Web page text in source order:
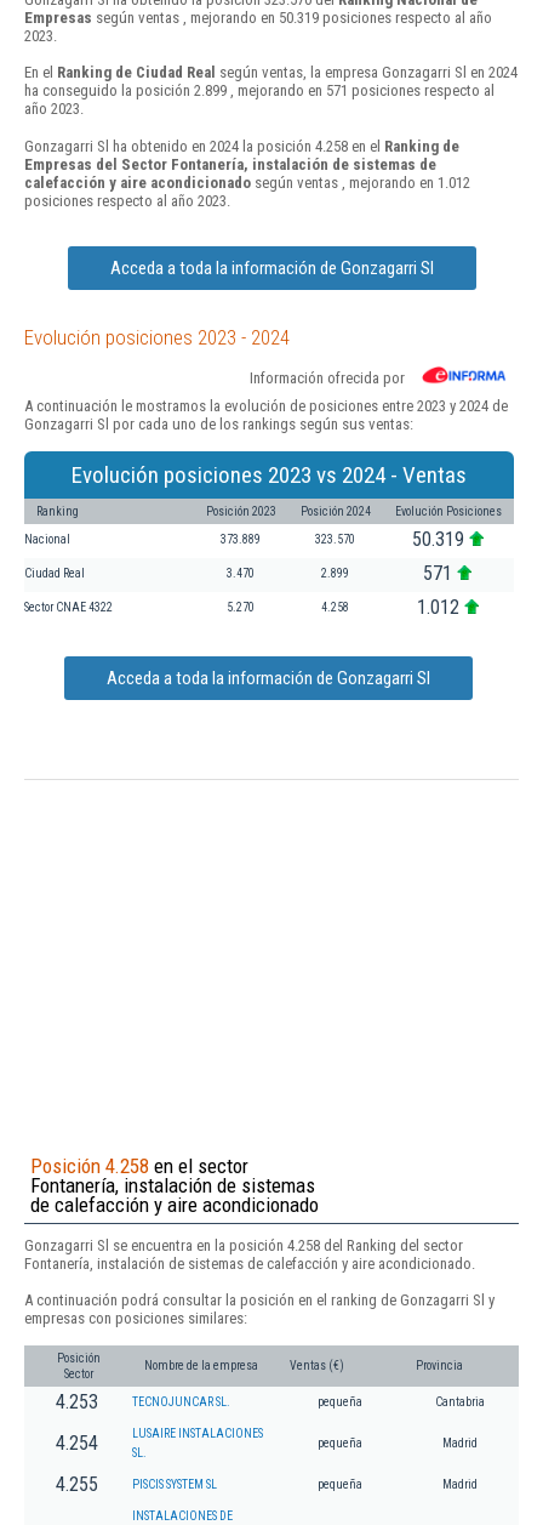
Empresas según ventas , mejorando en 50.319 posiciones respecto al año
2023.
En el Ranking de Ciudad Real según ventas, la empresa Gonzagarri Sl en 2024
ha conseguido la posición 2.899 , mejorando en 571 posiciones respecto al
año 2023.
Gonzagarri Sl ha obtenido en 2024 la posición 4.258 en el Ranking de
Empresas del Sector Fontanería, instalación de sistemas de
calefacción y aire acondicionado según ventas , mejorando en 1.012
posiciones respecto al año 2023.
Acceda a toda la información de Gonzagarri Sl
Evolución posiciones 2023 - 2024
Información ofrecida por
A continuación le mostramos la evolución de posiciones entre 2023 y 2024 de
Gonzagarri Sl por cada uno de los rankings según sus ventas:
Evolución posiciones 2023 vs 2024 - Ventas
Ranking Posición 2023 Posición 2024 Evolución Posiciones
Nacional 373.889 323.570 50.319
Ciudad Real 3.470 2.899 571
Sector CNAE 4322 5.270 4.258 1.012
Acceda a toda la información de Gonzagarri Sl
Posición 4.258 en el sector
Fontanería, instalación de sistemas
de calefacción y aire acondicionado
Gonzagarri Sl se encuentra en la posición 4.258 del Ranking del sector
Fontanería, instalación de sistemas de calefacción y aire acondicionado.
A continuación podrá consultar la posición en el ranking de Gonzagarri Sl y
empresas con posiciones similares:
Posición
Sector
Nombre de la empresa Ventas (€) Provincia
4.253 TECNOJUNCAR SL. pequeña Cantabria
4.254
LUSAIRE INSTALACIONES
SL.
pequeña Madrid
4.255 PISCIS SYSTEM SL pequeña Madrid
INSTALACIONES DE